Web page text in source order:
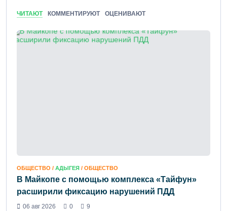
ЧИТАЮТ КОММЕНТИРУЮТ ОЦЕНИВАЮТ
ОБЩЕСТВО / АДЫГЕЯ / ОБЩЕСТВО
В Майкопе с помощью комплекса «Тайфун»
расширили фиксацию нарушений ПДД
06 авг 2026 0 9